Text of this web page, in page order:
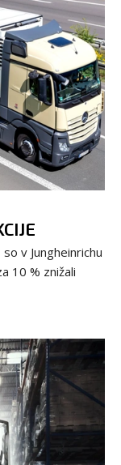
v Jungheinrichu
10 % znižali